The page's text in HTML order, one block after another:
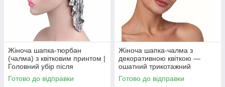
Жіноча шапка-тюрбан
(чалма) з квітковим принтом |
Головний убір після
хіміотерапії, при алопеції |
Літня хустка на голову
Готово до відправки
Жіноча шапка-чалма з
декоративною квіткою —
ошатний трикотажний
тюрбан, колір Кава з
молоком
Готово до відправки